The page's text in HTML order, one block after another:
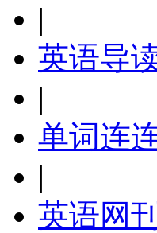
|
英语导
|
单词连
|
英语网刊